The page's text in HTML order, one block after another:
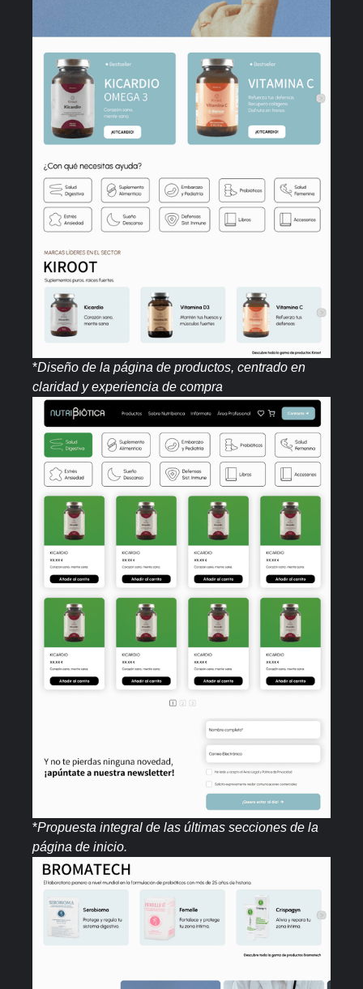
*Diseño de la página de productos, centrado en
claridad y experiencia de compra
*Propuesta integral de las últimas secciones de la
página de inicio.